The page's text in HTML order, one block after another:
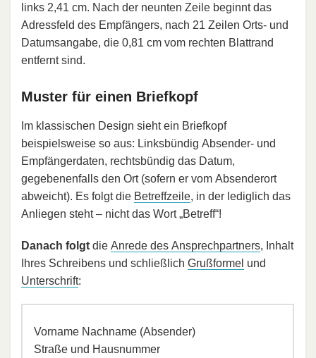
links 2,41 cm. Nach der neunten Zeile beginnt das
Adressfeld des Empfängers, nach 21 Zeilen Orts- und
Datumsangabe, die 0,81 cm vom rechten Blattrand
entfernt sind.
Muster für einen Briefkopf
Im klassischen Design sieht ein Briefkopf
beispielsweise so aus: Linksbündig Absender- und
Empfängerdaten, rechtsbündig das Datum,
gegebenenfalls den Ort (sofern er vom Absenderort
abweicht). Es folgt die Betreffzeile, in der lediglich das
Anliegen steht – nicht das Wort „Betreff“!
Danach folgt die Anrede des Ansprechpartners, Inhalt
Ihres Schreibens und schließlich Grußformel und
Unterschrift:
Vorname Nachname (Absender)
Straße und Hausnummer